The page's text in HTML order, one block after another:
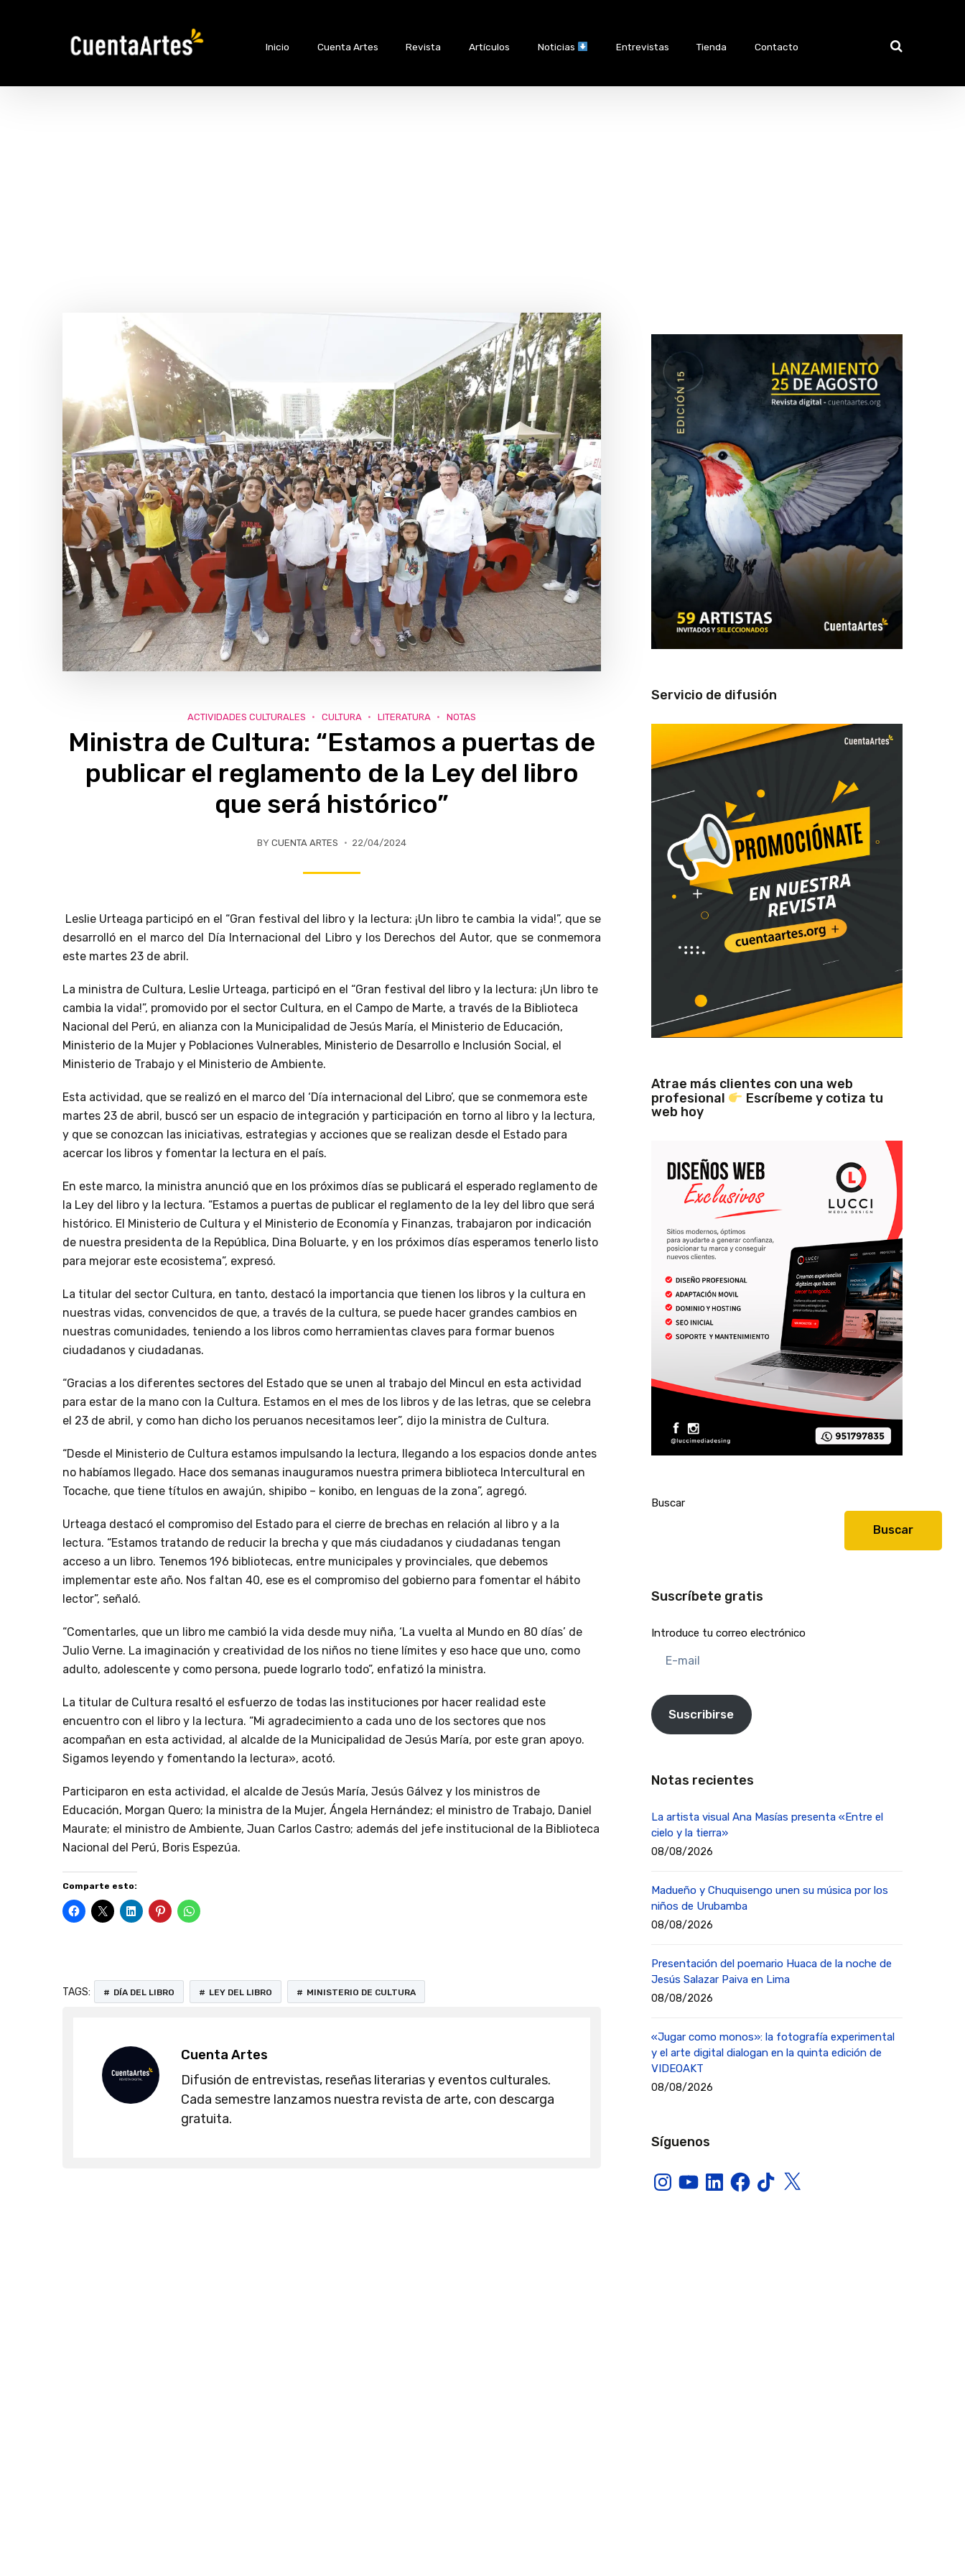
Inicio Cuenta Artes Revista Artículos Noticias Entrevistas Tienda Contacto
ACTIVIDADES CULTURALES CULTURA LITERATURA NOTAS
Ministra de Cultura: “Estamos a puertas de
publicar el reglamento de la Ley del libro
que será histórico”
BY CUENTA ARTES 22/04/2024
Leslie Urteaga participó en el “Gran festival del libro y la lectura: ¡Un libro te cambia la vida!”, que se
desarrolló en el marco del Día Internacional del Libro y los Derechos del Autor, que se conmemora
este martes 23 de abril.
La ministra de Cultura, Leslie Urteaga, participó en el “Gran festival del libro y la lectura: ¡Un libro te
cambia la vida!”, promovido por el sector Cultura, en el Campo de Marte, a través de la Biblioteca
Nacional del Perú, en alianza con la Municipalidad de Jesús María, el Ministerio de Educación,
Ministerio de la Mujer y Poblaciones Vulnerables, Ministerio de Desarrollo e Inclusión Social, el
Ministerio de Trabajo y el Ministerio de Ambiente.
Esta actividad, que se realizó en el marco del ‘Día internacional del Libro’, que se conmemora este
martes 23 de abril, buscó ser un espacio de integración y participación en torno al libro y la lectura,
y que se conozcan las iniciativas, estrategias y acciones que se realizan desde el Estado para
acercar los libros y fomentar la lectura en el país.
En este marco, la ministra anunció que en los próximos días se publicará el esperado reglamento de
la Ley del libro y la lectura. “Estamos a puertas de publicar el reglamento de la ley del libro que será
histórico. El Ministerio de Cultura y el Ministerio de Economía y Finanzas, trabajaron por indicación
de nuestra presidenta de la República, Dina Boluarte, y en los próximos días esperamos tenerlo listo
para mejorar este ecosistema”, expresó.
La titular del sector Cultura, en tanto, destacó la importancia que tienen los libros y la cultura en
nuestras vidas, convencidos de que, a través de la cultura, se puede hacer grandes cambios en
nuestras comunidades, teniendo a los libros como herramientas claves para formar buenos
ciudadanos y ciudadanas.
“Gracias a los diferentes sectores del Estado que se unen al trabajo del Mincul en esta actividad
para estar de la mano con la Cultura. Estamos en el mes de los libros y de las letras, que se celebra
el 23 de abril, y como han dicho los peruanos necesitamos leer”, dijo la ministra de Cultura.
“Desde el Ministerio de Cultura estamos impulsando la lectura, llegando a los espacios donde antes
no habíamos llegado. Hace dos semanas inauguramos nuestra primera biblioteca Intercultural en
Tocache, que tiene títulos en awajún, shipibo – konibo, en lenguas de la zona”, agregó.
Urteaga destacó el compromiso del Estado para el cierre de brechas en relación al libro y a la
lectura. “Estamos tratando de reducir la brecha y que más ciudadanos y ciudadanas tengan
acceso a un libro. Tenemos 196 bibliotecas, entre municipales y provinciales, que debemos
implementar este año. Nos faltan 40, ese es el compromiso del gobierno para fomentar el hábito
lector”, señaló.
“Comentarles, que un libro me cambió la vida desde muy niña, ‘La vuelta al Mundo en 80 días’ de
Julio Verne. La imaginación y creatividad de los niños no tiene límites y eso hace que uno, como
adulto, adolescente y como persona, puede lograrlo todo”, enfatizó la ministra.
La titular de Cultura resaltó el esfuerzo de todas las instituciones por hacer realidad este
encuentro con el libro y la lectura. “Mi agradecimiento a cada uno de los sectores que nos
acompañan en esta actividad, al alcalde de la Municipalidad de Jesús María, por este gran apoyo.
Sigamos leyendo y fomentando la lectura», acotó.
Participaron en esta actividad, el alcalde de Jesús María, Jesús Gálvez y los ministros de
Educación, Morgan Quero; la ministra de la Mujer, Ángela Hernández; el ministro de Trabajo, Daniel
Maurate; el ministro de Ambiente, Juan Carlos Castro; además del jefe institucional de la Biblioteca
Nacional del Perú, Boris Espezúa.
Comparte esto:
TAGS: DÍA DEL LIBRO LEY DEL LIBRO MINISTERIO DE CULTURA
Cuenta Artes
Difusión de entrevistas, reseñas literarias y eventos culturales.
Cada semestre lanzamos nuestra revista de arte, con descarga
gratuita.
Servicio de difusión
Atrae más clientes con una web
profesional
Escríbeme y cotiza tu
web hoy
Buscar
Buscar
Suscríbete gratis
Introduce tu correo electrónico
mail
Suscribirse
Notas recientes
La artista visual Ana Masías presenta «Entre el
cielo y la tierra»
08/08/2026
Madueño y Chuquisengo unen su música por los
niños de Urubamba
08/08/2026
Presentación del poemario Huaca de la noche de
Jesús Salazar Paiva en Lima
08/08/2026
«Jugar como monos»: la fotografía experimental
y el arte digital dialogan en la quinta edición de
VIDEOAKT
08/08/2026
Síguenos
InstagramYouTubeLinkedInFacebook
TikTokX